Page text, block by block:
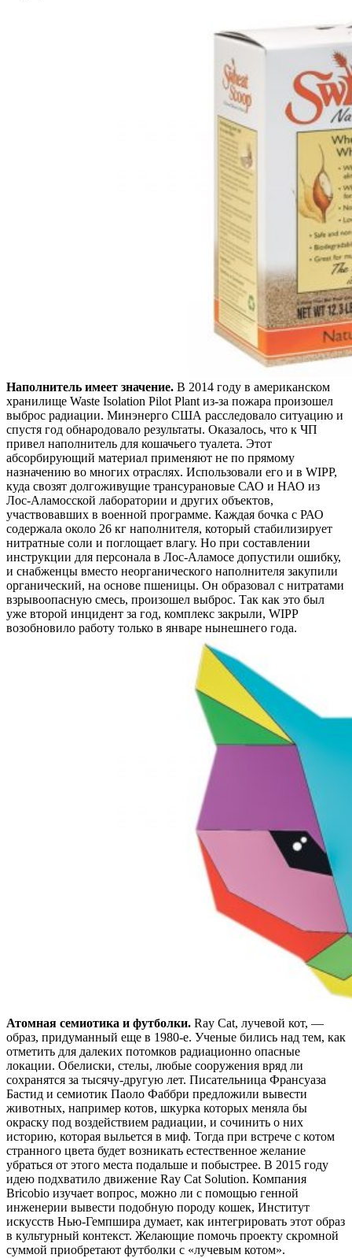
Наполнитель имеет значение. В 2014 году в американском
хранилище Waste Isolation Pilot Plant из-за пожара произошел
выброс радиации. Минэнерго США расследовало ситуацию и
спустя год обнародовало результаты. Оказалось, что к ЧП
привел наполнитель для кошачьего туалета. Этот
абсорбирующий материал применяют не по прямому
назначению во многих отраслях. Использовали его и в WIPP,
куда свозят долгоживущие трансурановые САО и НАО из
Лос-Аламосской лаборатории и других объектов,
участвовавших в военной программе. Каждая бочка с РАО
содержала около 26 кг наполнителя, который стабилизирует
нитратные соли и поглощает влагу. Но при составлении
инструкции для персонала в Лос-Аламосе допустили ошибку,
и снабженцы вместо неорганического наполнителя закупили
органический, на основе пшеницы. Он образовал с нитратами
взрывоопасную смесь, произошел выброс. Так как это был
уже второй инцидент за год, комплекс закрыли, WIPP
возобновило работу только в январе нынешнего года.
Атомная семиотика и футболки. Ray Cat, лучевой кот, —
образ, придуманный еще в 1980-е. Ученые бились над тем, как
отметить для далеких потомков радиационно опасные
локации. Обелиски, стелы, любые сооружения вряд ли
сохранятся за тысячу-другую лет. Писательница Франсуаза
Бастид и семиотик Паоло Фаббри предложили вывести
животных, например котов, шкурка которых меняла бы
окраску под воздействием радиации, и сочинить о них
историю, которая выльется в миф. Тогда при встрече с котом
странного цвета будет возникать естественное желание
убраться от этого места подальше и побыстрее. В 2015 году
идею подхватило движение Ray Cat Solution. Компания
Bricobio изучает вопрос, можно ли с помощью генной
инженерии вывести подобную породу кошек, Институт
искусств Нью-Гемпшира думает, как интегрировать этот образ
в культурный контекст. Желающие помочь проекту скромной
суммой приобретают футболки с «лучевым котом».